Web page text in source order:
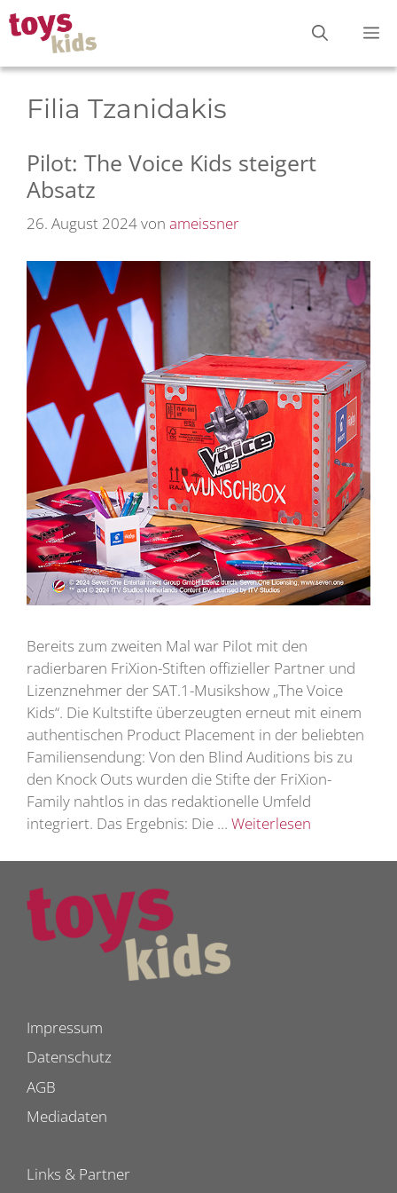
Zum
Inhalt
springen
Filia Tzanidakis
Pilot: The Voice Kids steigert
Absatz
26. August 2024von ameissner
Bereits zum zweiten Mal war Pilot mit den
radierbaren FriXion-Stiften offizieller Partner und
Lizenznehmer der SAT.1-Musikshow „The Voice
Kids“. Die Kultstifte überzeugten erneut mit einem
authentischen Product Placement in der beliebten
Familiensendung: Von den Blind Auditions bis zu
den Knock Outs wurden die Stifte der FriXion-
Family nahtlos in das redaktionelle Umfeld
integriert. Das Ergebnis: Die … Weiterlesen
Impressum
Datenschutz
AGB
Mediadaten
Links & Partner